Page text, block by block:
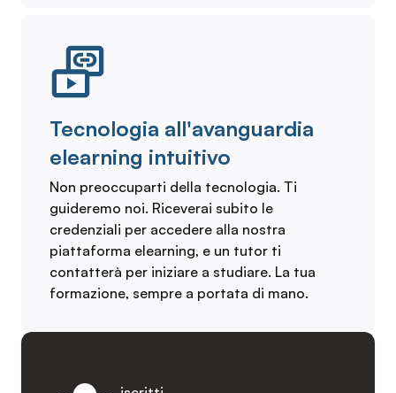
Tecnologia all'avanguardia
elearning intuitivo
Non preoccuparti della tecnologia. Ti
guideremo noi. Riceverai subito le
credenziali per accedere alla nostra
piattaforma elearning, e un tutor ti
contatterà per iniziare a studiare. La tua
formazione, sempre a portata di mano.